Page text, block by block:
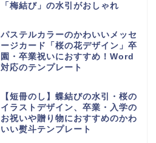
「梅結び」の水引がおしゃれ
パステルカラーのかわいいメッセ
ージカード「桜の花デザイン」卒
園・卒業祝いにおすすめ！Word
対応のテンプレート
【短冊のし】蝶結びの水引・桜の
イラストデザイン、卒業・入学の
お祝いや贈り物におすすめのかわ
いい熨斗テンプレート